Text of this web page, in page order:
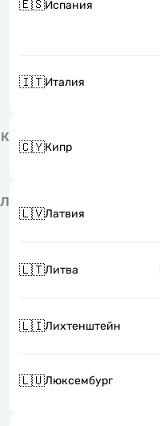
🇪🇸Испания
🇮🇹Италия
К
🇨🇾Кипр
Л
🇱🇻Латвия
🇱🇹Литва
🇱🇮Лихтенштейн
🇱🇺Люксембург